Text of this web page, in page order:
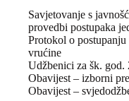
Savjetovanje s
provedbi postupaka
Protokol o
vrućine
Udžbenici za šk. god.
Obavijest – izborni
Obavijest –